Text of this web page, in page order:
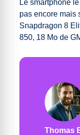
Le smartphone
pas encore mais
Snapdragon 8
850, 18 Mo de
Thomas